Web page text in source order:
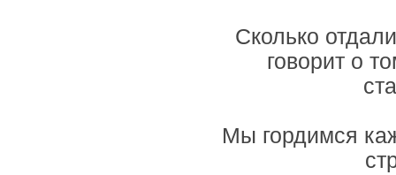
Сколько
говорит о
Мы гордимся